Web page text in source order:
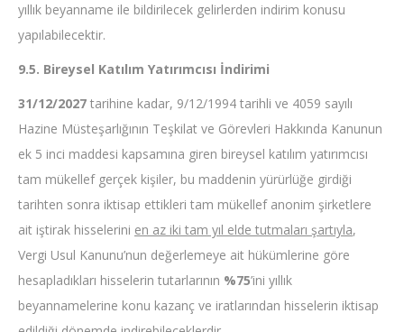
yıllık beyanname ile bildirilecek gelirlerden indirim konusu
yapılabilecektir.
9.5. Bireysel Katılım Yatırımcısı İndirimi
31/12/2027 tarihine kadar, 9/12/1994 tarihli ve 4059 sayılı
Hazine Müsteşarlığının Teşkilat ve Görevleri Hakkında Kanunun
ek 5 inci maddesi kapsamına giren bireysel katılım yatırımcısı
tam mükellef gerçek kişiler, bu maddenin yürürlüğe girdiği
tarihten sonra iktisap ettikleri tam mükellef anonim şirketlere
ait iştirak hisselerini en az iki tam yıl elde tutmaları şartıyla,
Vergi Usul Kanunu’nun değerlemeye ait hükümlerine göre
hesapladıkları hisselerin tutarlarının %75’ini yıllık
beyannamelerine konu kazanç ve iratlarından hisselerin iktisap